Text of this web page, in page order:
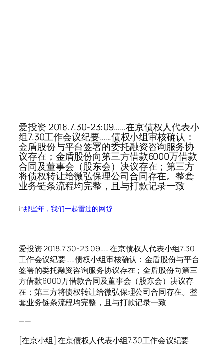
爱投资 2018.7.30-23:09……在京债权人代表小
组7.30工作会议纪要……债权小组审核确认：
金盾股份与平台签署的委托融资咨询服务协
议存在；金盾股份向第三方借款6000万借款
合同及董事会（股东会）决议存在；第三方
将债权转让给微弘保理公司合同存在。整套
业务链条流程均完整，且与打款记录一致
in那些年，我们一起雷过的网贷
爱投资 2018.7.30-23:09……在京债权人代表小组7.30
工作会议纪要……债权小组审核确认：金盾股份与平台
签署的委托融资咨询服务协议存在；金盾股份向第三
方借款6000万借款合同及董事会（股东会）决议存
在；第三方将债权转让给微弘保理公司合同存在。整
套业务链条流程均完整，且与打款记录一致
——
[在京小组] 在京债权人代表小组7.30工作会议纪要